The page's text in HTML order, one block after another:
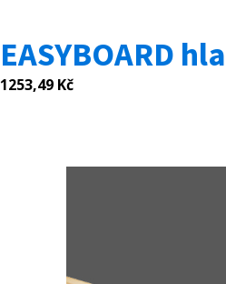
EASYBOARD
1253,49 Kč